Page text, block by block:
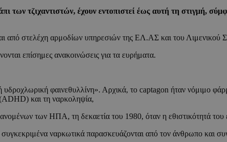
τζιχαντιστών, έχουν εντοπιστεί έως αυτή τη στιγμή,
από στελέχη αρμοδίων υπηρεσιών της ΕΛ.ΑΣ και του Λιμενικού
επίσημες ανακοινώσεις για τα ευρήματα.
φαινεθυλλίνη». Αρχικά, το captagon ήταν νόμιμο
(ADHD) και τη ναρκοληψία,
των ΗΠΑ, τη δεκαετία του 1980, όταν η εθιστικότητά του
ναρκωτικά παρασκευάζονται από τον άνθρωπο και